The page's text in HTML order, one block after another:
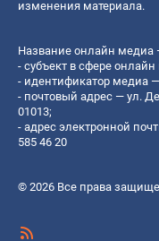
изменения материала.
Название онлайн медиа
- субъект в сфере
- идентификатор медиа —
- почтовый адрес — ул.
01013;
- адрес электронной
585 46 20
© 2026 Все права